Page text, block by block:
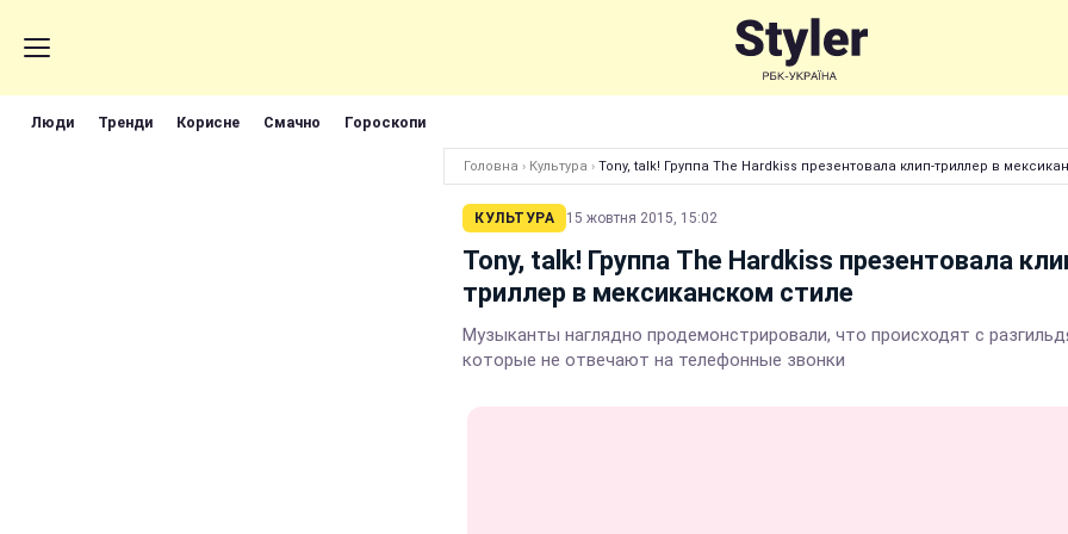
Люди Тренди Корисне Смачно Гороскопи
Головна › Культура › Tony, talk! Группа The Hardkiss презентовала клип-триллер в
КУЛЬТУРА 15 жовтня 2015, 15:02
Tony, talk! Группа The Hardkiss презентовала
триллер в мексиканском стиле
Музыканты наглядно продемонстрировали, что происходят с
которые не отвечают на телефонные звонки